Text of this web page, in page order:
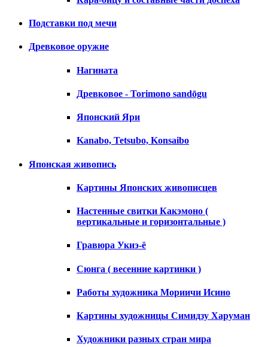
Подставки под мечи
Древковое оружие
Нагината
Древковое - Torimono sandōgu
Японский Яри
Kanabo, Tetsubo, Konsaibo
Японская живопись
Картины Японских живописцев
Настенные свитки Какэмоно (
вертикальные и горизонтальные )
Гравюра Укиэ-ё
Сюнга ( весенние картинки )
Работы художника Мориичи Исино
Картины художницы Симидзу Харуман
Художники разных стран мира